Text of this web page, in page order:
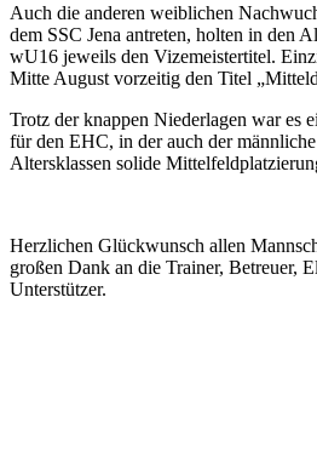
Auch die anderen weiblichen
dem SSC Jena antreten, holten in den
wU16 jeweils den Vizemeistertitel.
Mitte August vorzeitig den Titel
Trotz der knappen Niederlagen war es
für den EHC, in der auch der
Altersklassen solide
Herzlichen Glückwunsch allen
großen Dank an die Trainer, Betreuer,
Unterstützer.